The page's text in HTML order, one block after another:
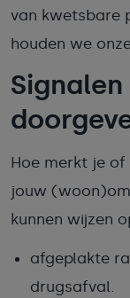
van kwetsbare
houden we
Hoe merkt je of
jouw
kunnen wijzen
afgeplakte
drugsafval.